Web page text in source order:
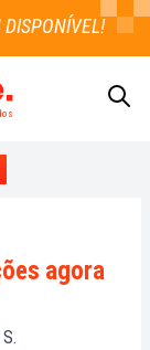
agora